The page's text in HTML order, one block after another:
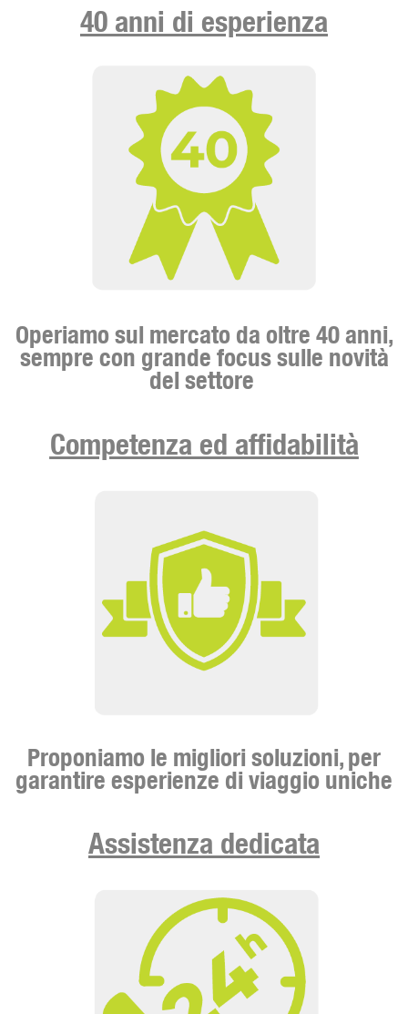
40 anni di esperienza
Operiamo sul mercato da oltre 40 anni,
sempre con grande focus sulle novità
del settore
Competenza ed affidabilità
Proponiamo le migliori soluzioni, per
garantire esperienze di viaggio uniche
Assistenza dedicata